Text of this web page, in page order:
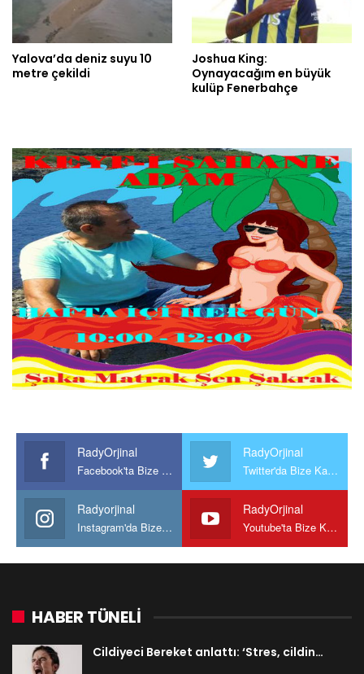
Yalova’da deniz suyu 10
metre çekildi
Joshua King:
Oynayacağım en büyük
kulüp Fenerbahçe
RadyOrjinal
Facebook'ta Bize Katılın
RadyOrjinal
Twitter'da Bize Katılın
Radyorjinal
Instagram'da Bize katılın
RadyOrjinal
Youtube'ta Bize Katılın
HABER TÜNELİ
Cildiyeci Bereket anlattı: ‘Stres, cildin…